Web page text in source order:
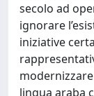
secolo ad
ignorare
iniziative
lingua araba